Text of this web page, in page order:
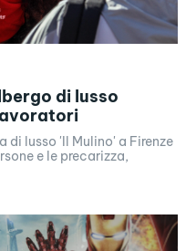
di lusso
di lusso 'Il Mulino' a Firenze
e le precarizza,